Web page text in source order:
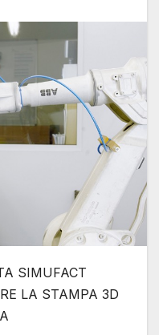
SIMUFACT
LA STAMPA 3D